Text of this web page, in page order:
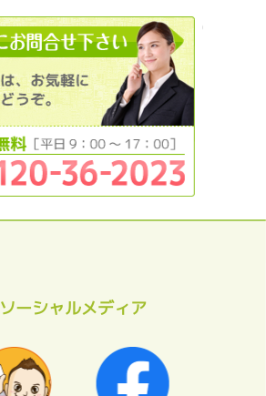
ソーシャルメディア